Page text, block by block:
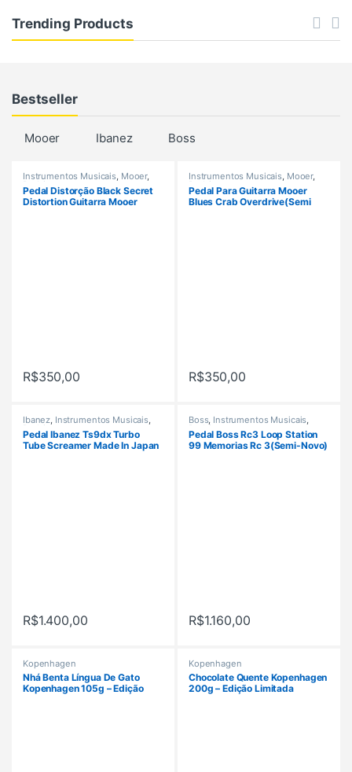
i
s
Trending Products
Bestseller
Mooer Ibanez Boss
Instrumentos Musicais, Mooer,
Pedais
Pedal Distorção Black Secret
Distortion Guitarra Mooer
R$350,00
Instrumentos Musicais, Mooer,
Pedais
Pedal Para Guitarra Mooer
Blues Crab Overdrive(Semi
R$350,00
Ibanez Instrumentos Musicais,
Pedais
Pedal Ibanez Ts9dx Turbo
Tube Screamer Made In Japan
R$1.400,00
Boss, Instrumentos Musicais
Pedais
Pedal Boss Rc3 Loop Station
99 Memorias Rc 3(Semi-Novo)
R$1.160,00
Kopenhagen
Nhá Benta Língua De Gato
Kopenhagen 105g – Edição
Kopenhagen
Chocolate Quente Kopenhagen
200g – Edição Limitada